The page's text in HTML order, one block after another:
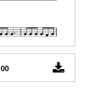
Audio
Player